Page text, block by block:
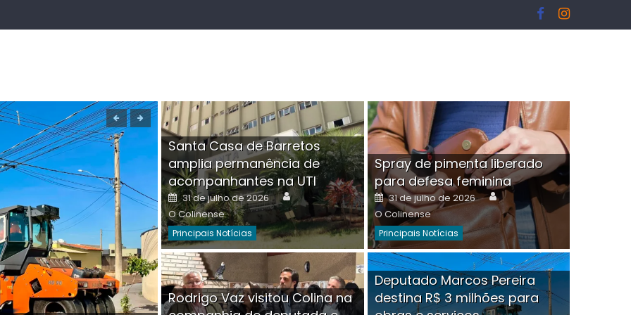
Boutique na Av. Ângelo Martins Tristão é
invadida por criminoso mascarado
Santa Casa de Barretos
amplia permanência de
acompanhantes na UTI
Posted
on
31 de julho de 2026 Author
O Colinense
Principais Notícias
Spray de pimenta liberado
para defesa feminina
Posted
on
31 de julho de 2026 Author
O Colinense
Principais Notícias
Rodrigo Vaz visitou Colina na
Deputado Marcos Pereira
destina R$ 3 milhões para